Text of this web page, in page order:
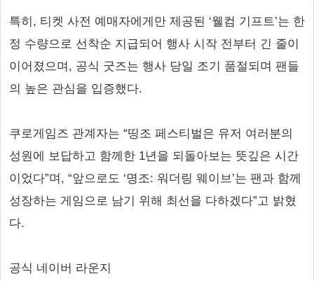
특히, 티켓 사전 예매자에게만 제공된 ‘웰컴 기프트’는 한
정 수량으로 선착순 지급되어 행사 시작 전부터 긴 줄이
이어졌으며, 공식 굿즈는 행사 당일 조기 품절되며 팬들
의 높은 관심을 입증했다.
쿠로게임즈 관계자는 “띵조 페스티벌은 유저 여러분의
성원에 보답하고 함께한 1년을 되돌아보는 뜻깊은 시간
이었다”며, “앞으로도 ‘명조: 워더링 웨이브’는 팬과 함께
성장하는 게임으로 남기 위해 최선을 다하겠다”고 밝혔
다.
공식 네이버 라운지